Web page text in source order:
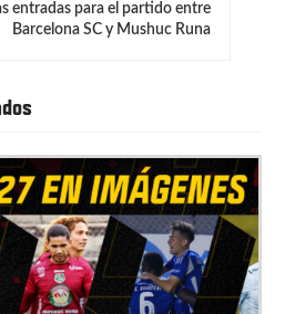
entradas para el partido entre
Barcelona SC y Mushuc Runa